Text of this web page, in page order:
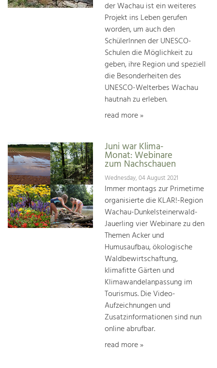
der Wachau ist ein weiteres
Projekt ins Leben gerufen
worden, um auch den
SchülerInnen der UNESCO-
Schulen die Möglichkeit zu
geben, ihre Region und speziell
die Besonderheiten des
UNESCO-Welterbes Wachau
hautnah zu erleben.
read more »
Juni war Klima-
Monat: Webinare
zum Nachschauen
Wednesday, 04 August 2021
Immer montags zur Primetime
organisierte die KLAR!-Region
Wachau-Dunkelsteinerwald-
Jauerling vier Webinare zu den
Themen Acker und
Humusaufbau, ökologische
Waldbewirtschaftung,
klimafitte Gärten und
Klimawandelanpassung im
Tourismus. Die Video-
Aufzeichnungen und
Zusatzinformationen sind nun
online abrufbar.
read more »